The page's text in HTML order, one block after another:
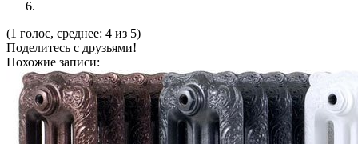
(1 голос, среднее: 4 из 5)
Поделитесь с друзьями!
Похожие записи: